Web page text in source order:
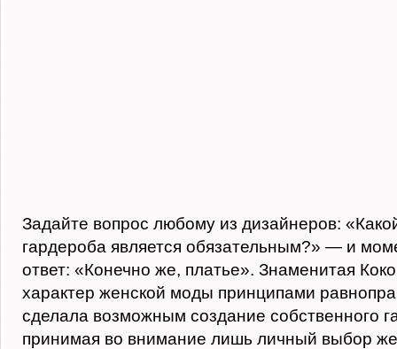
Задайте вопрос любому из дизайнеров:
гардероба является обязательным?» — и
ответ: «Конечно же, платье». Знаменитая
характер женской моды принципами
сделала возможным создание собственного
принимая во внимание лишь личный выбор